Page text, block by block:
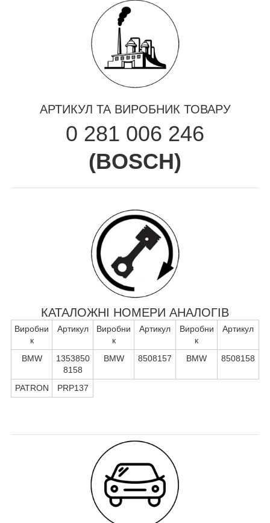
АРТИКУЛ ТА ВИРОБНИК ТОВАРУ
0 281 006 246
(BOSCH)
КАТАЛОЖНІ НОМЕРИ АНАЛОГІВ
Виробни
к
Артикул
Виробни
к
Артикул
Виробни
к
Артикул
BMW
1353850
8158
BMW 8508157 BMW 8508158
PATRON PRP137